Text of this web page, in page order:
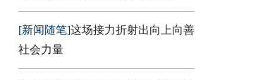
[新闻随笔]这场接力折射出向上向善
社会力量